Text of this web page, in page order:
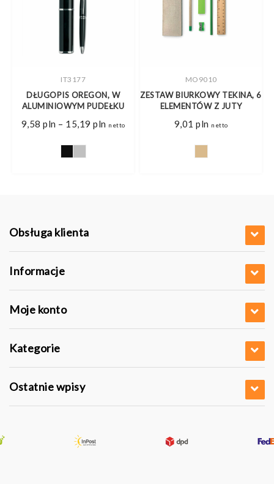
IT3177
DŁUGOPIS OREGON, W
ALUMINIOWYM PUDEŁKU
9,58 pln – 15,19 pln Zakres
cen:
netto
MO9010
ZESTAW BIURKOWY TEKINA, 6
ELEMENTÓW Z JUTY
9,01 pln netto
Obsługa klienta
Informacje
Moje konto
Kategorie
Ostatnie wpisy